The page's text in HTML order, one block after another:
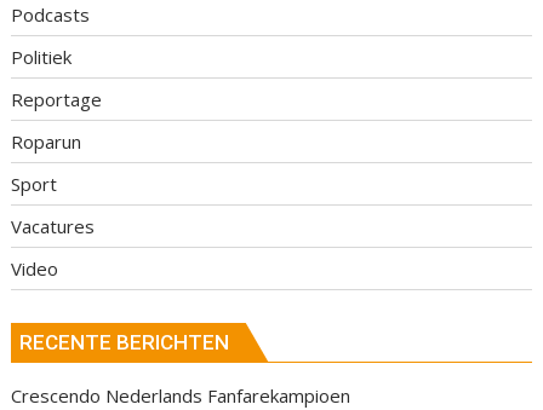
Podcasts
Politiek
Reportage
Roparun
Sport
Vacatures
Video
RECENTE BERICHTEN
Crescendo Nederlands Fanfarekampioen